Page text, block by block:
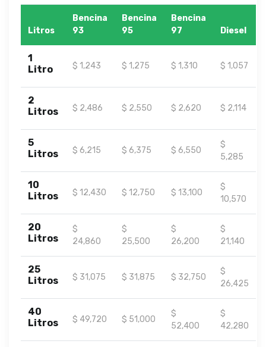
Litros
Bencina
93
Bencina
95
Bencina
97
Diesel
1
Litro
$ 1,243 $ 1,275 $ 1,310 $ 1,057
2
Litros
$ 2,486 $ 2,550 $ 2,620 $ 2,114
5
Litros
$ 6,215 $ 6,375 $ 6,550
$
5,285
10
Litros
$ 12,430 $ 12,750 $ 13,100
$
10,570
20
Litros
$
24,860
$
25,500
$
26,200
$
21,140
25
Litros
$ 31,075 $ 31,875 $ 32,750
$
26,425
40
Litros
$ 49,720 $ 51,000
$
52,400
$
42,280